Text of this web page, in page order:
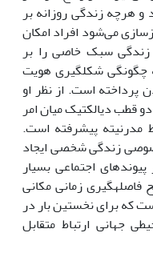
هرچه زندگی روزانه بر
می‌شود افراد امکان
زندگی سبک خاصی را بر
120). گیدنز به چگونگی شکل‏گیری هویت
است. از نظر او
دیالکتیک میان امر
مدرنیته پیشرفته است.
زندگی شخصی ایجاد
اجتماعی بسیار
زمانی مکانی
که برای نخستین بار در
جهانی ارتباط متقابل